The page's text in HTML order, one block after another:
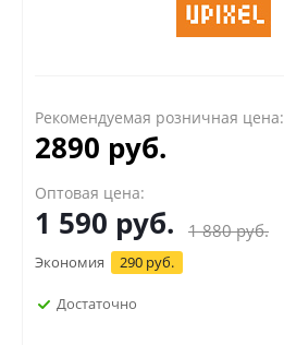
Рекомендуемая розничная цена:
2890 руб.
Оптовая цена:
1 590 руб. 1 880руб.
Экономия 290 руб.
Достаточно